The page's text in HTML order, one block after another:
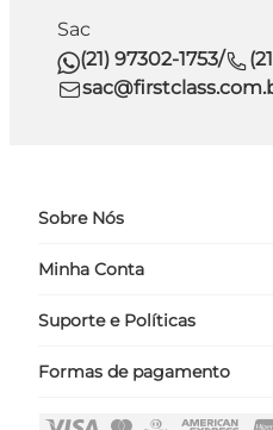
Sac
(21) 97302-1753/
Sobre Nós
Quem Somos
Minha Conta
Meus Dados
Suporte e Políticas
Políticas
Formas de pagamento